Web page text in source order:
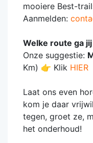
mooiere Best-
Aanmelden:
Welke route ga
Onze suggestie:
Km) 👉 Klik HIER
Laat ons even
kom je daar
tegen, groet ze,
het onderhoud!